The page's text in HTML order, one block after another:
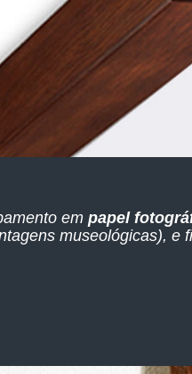
em papel
museológicas), e